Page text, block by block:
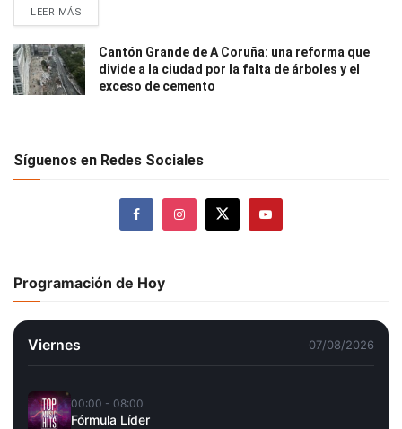
LEER MÁS
Cantón Grande de A Coruña: una reforma que
divide a la ciudad por la falta de árboles y el
exceso de cemento
Síguenos en Redes Sociales
Programación de Hoy
Viernes 07/08/2026
00:00 - 08:00
Fórmula Líder